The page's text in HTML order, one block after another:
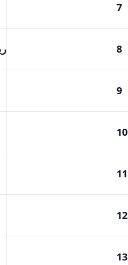
7
8
9
10
11
12
13